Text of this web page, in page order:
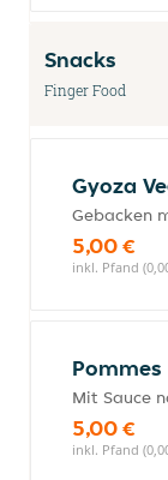
Snacks
Finger Food
Gyoza
Gebacken
5,00 €
inkl. Pfand
Pommes
Mit Sauce
5,00 €
inkl. Pfand